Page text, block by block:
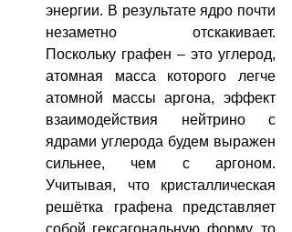
энергии. В результате ядро почти
незаметно отскакивает.
Поскольку графен – это углерод,
атомная масса которого легче
атомной массы аргона, эффект
взаимодействия нейтрино с
ядрами углерода будем выражен
сильнее, чем с аргоном.
Учитывая, что кристаллическая
решётка графена представляет
собой гексагональную форму, то